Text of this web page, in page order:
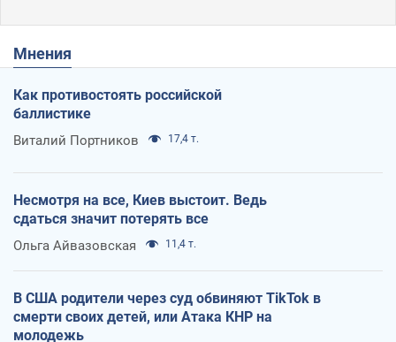
Мнения
Как противостоять российской
баллистике
Виталий Портников 17,4 т.
Несмотря на все, Киев выстоит. Ведь
сдаться значит потерять все
Ольга Айвазовская 11,4 т.
В США родители через суд обвиняют TikTok в
смерти своих детей, или Атака КНР на
молодежь